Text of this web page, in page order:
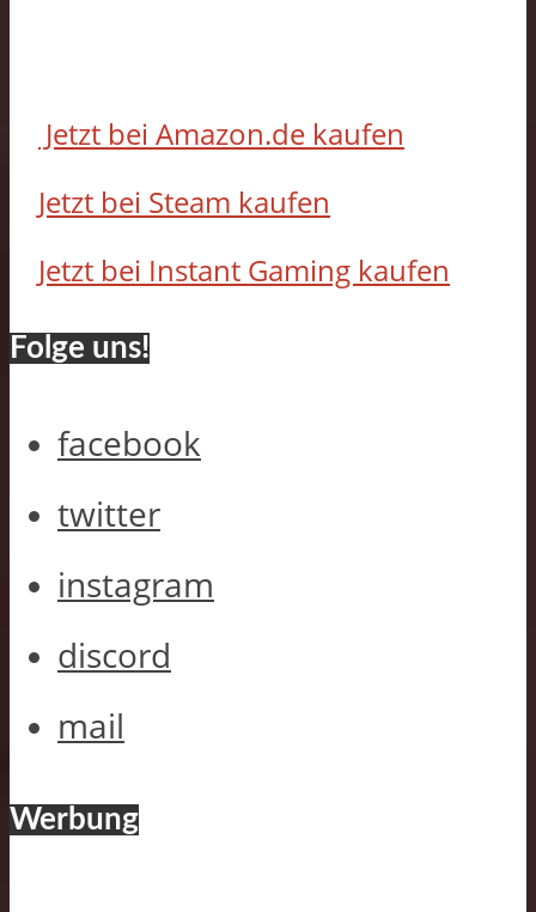
Jetzt bei Amazon.de kaufen
Jetzt bei Steam kaufen
Jetzt bei Instant Gaming kaufen
Folge uns!
facebook
twitter
instagram
discord
mail
Werbung